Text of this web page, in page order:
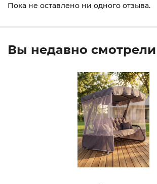
Пока не оставлено ни одного отзыва.
Вы недавно смотрели